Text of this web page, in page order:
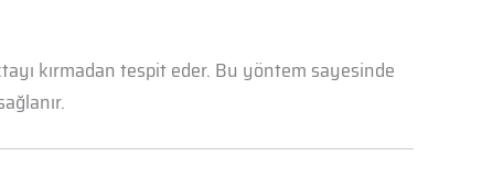
kırmadan tespit eder. Bu yöntem sayesinde